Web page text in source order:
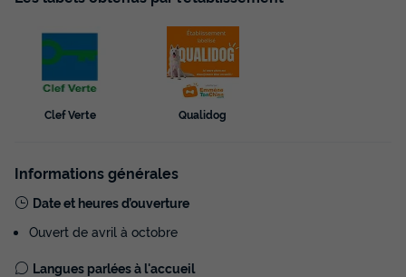
Chauffage
Micro-ondes
+ 2
MOBILHOME 4 personnes - CONFORT - 2 Chambres - TV -
sans terrasse
Meilleur prix pour 7 nuits
Voir les disponibilités
Clef Verte Qualidog
Informations générales
Date et heures d’ouverture
Ouvert de avril à octobre
Langues parlées à l'accueil